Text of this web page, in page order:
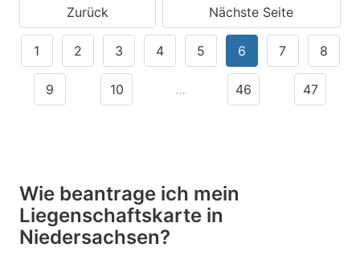
Zurück Nächste Seite
1 2 3 4 5 6 7 8
9 10 … 46 47
Wie beantrage ich mein
Liegenschaftskarte in
Niedersachsen?